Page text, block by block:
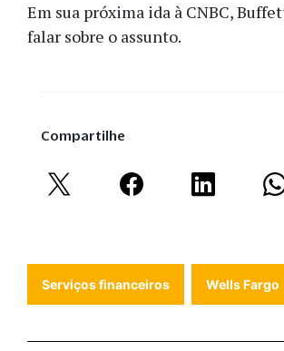
Em sua próxima ida à CNBC,
falar sobre o assunto.
Compartilhe
Serviços financeiros Wells Fargo